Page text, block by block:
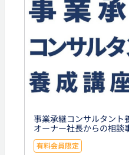
事業承継コンサルタント
オーナー社長からの相談
有料会員限定